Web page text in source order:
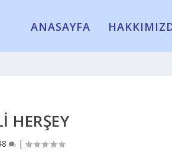
ANASAYFA
HERŞEY
|